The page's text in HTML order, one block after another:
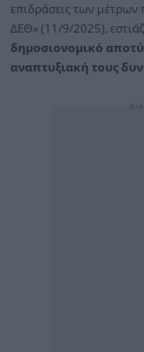
επιδράσεις των
ΔΕΘ» (11/9/2025),
δημοσιονομικό
αναπτυξιακή τους